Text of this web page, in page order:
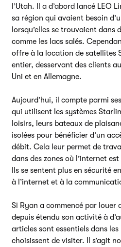
l’Utah. Il a d’abord lancé LEO
sa région qui avaient besoin
lorsqu’elles se trouvaient dans
comme les lacs salés.
offre à la location de satellites
entier, desservant des clients
Uni et en Allemagne.
Aujourd’hui, il compte parmi
qui utilisent les systèmes
loisirs, leurs bateaux de
isolées pour bénéficier d’un
débit. Cela leur permet de
dans des zones où l’internet
Ils se sentent plus en sécurité
à l’internet et à la
Si Ryan a commencé par louer
depuis étendu son activité à
articles sont essentiels dans
choisissent de visiter. Il s’agit